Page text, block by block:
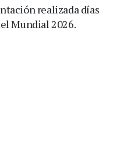
realizada días
Mundial 2026.